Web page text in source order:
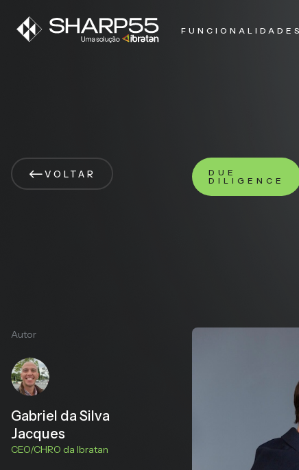
FUNCIONALIDADES
VOLTAR
DUE
DILIGENCE
Autor
Gabriel da Silva
Jacques
CEO/CHRO da Ibratan